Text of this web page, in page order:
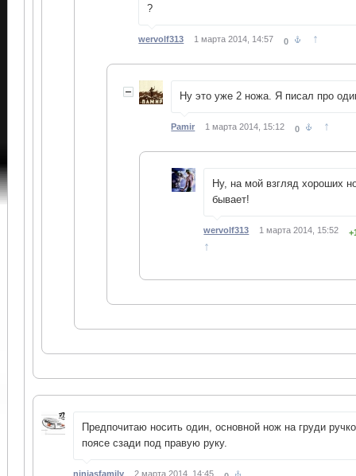
?
wervolf313 1 марта 2014, 14:57 0 ↑
Ну это уже 2 ножа. Я писал про
Pamir 1 марта 2014, 15:12 0 ↑
Ну, на мой взгляд хороших
бывает!
wervolf313 1 марта 2014, 15:52
↑
Предпочитаю носить один, основной нож на груди
поясе сзади под правую руку.
ninjasfamily 2 марта 2014, 14:45